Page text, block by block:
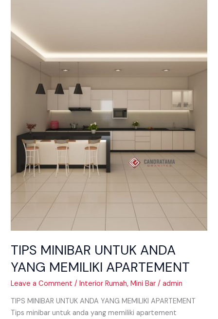
TIPS MINIBAR UNTUK ANDA
YANG MEMILIKI APARTEMENT
Leave a Comment /Interior Rumah,Mini Bar /admin
TIPS MINIBAR UNTUK ANDA YANG MEMILIKI APARTEMENT
Tips minibar untuk anda yang memiliki apartement
ANDA
YANG
MEMILIKI
APARTEMENT